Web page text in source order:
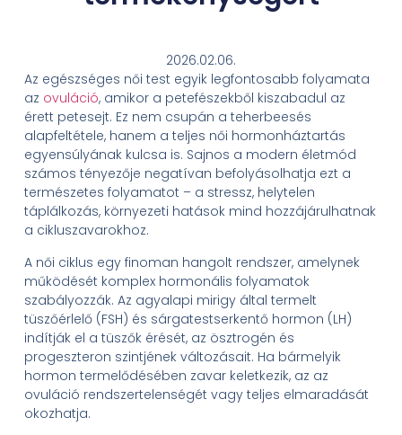
2026.02.06.
Az egészséges női test egyik legfontosabb folyamata
az ovuláció, amikor a petefészekből kiszabadul az
érett petesejt. Ez nem csupán a teherbeesés
alapfeltétele, hanem a teljes női hormonháztartás
egyensúlyának kulcsa is. Sajnos a modern életmód
számos tényezője negatívan befolyásolhatja ezt a
természetes folyamatot – a stressz, helytelen
táplálkozás, környezeti hatások mind hozzájárulhatnak
a cikluszavarokhoz.
A női ciklus egy finoman hangolt rendszer, amelynek
működését komplex hormonális folyamatok
szabályozzák. Az agyalapi mirigy által termelt
tüszőérlelő (FSH) és sárgatestserkentő hormon (LH)
indítják el a tüszők érését, az ösztrogén és
progeszteron szintjének változásait. Ha bármelyik
hormon termelődésében zavar keletkezik, az az
ovuláció rendszertelenségét vagy teljes elmaradását
okozhatja.